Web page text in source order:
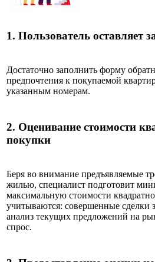
1. Пользователь оставляет
Достаточно заполнить форму
предпочтения к покупаемой
указанным номерам.
2. Оценивание стоимости
покупки
Беря во внимание предъявляемые
жилью, специалист подготовит
максимальную стоимости
учитываются: совершенные сделки
анализ текущих предложений на
спрос.